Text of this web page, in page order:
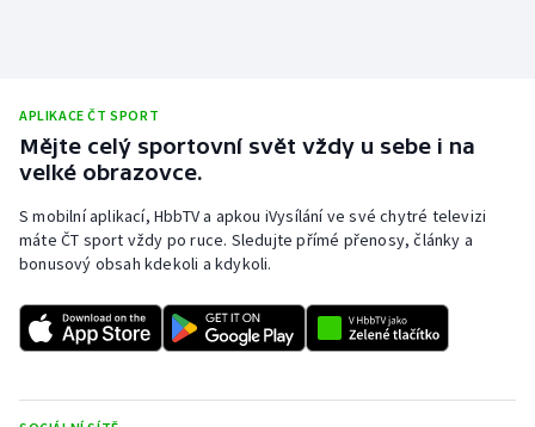
Ragby
Rychlobruslení
Rychlostní kanoistika
Short track
APLIKACE ČT SPORT
Mějte celý sportovní svět vždy u sebe i na
velké obrazovce.
S mobilní aplikací, HbbTV a apkou iVysílání ve své chytré televizi
máte ČT sport vždy po ruce. Sledujte přímé přenosy, články a
bonusový obsah kdekoli a kdykoli.